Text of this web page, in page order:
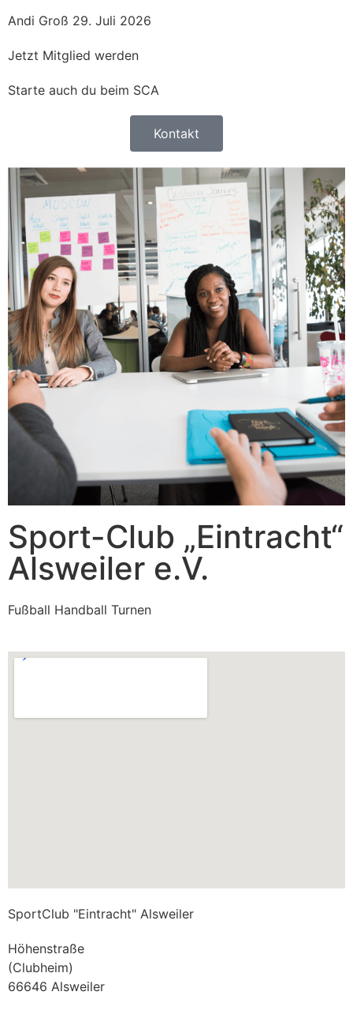
Andi Groß 29. Juli 2026
Jetzt Mitglied werden
Starte auch du beim SCA
Kontakt
Sport-Club „Eintracht“
Alsweiler e.V.
Fußball Handball Turnen
SportClub "Eintracht" Alsweiler
Höhenstraße
(Clubheim)
66646 Alsweiler